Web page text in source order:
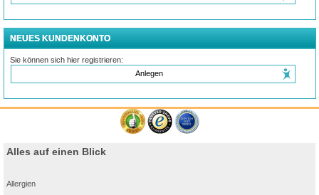
NEUES KUNDENKONTO
Sie können sich hier registrieren:
Anlegen
Alles auf einen Blick
Allergien